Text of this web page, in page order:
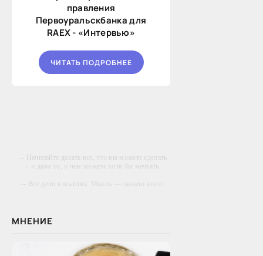
правления
Первоуральскбанка для
RAEX - «Интервью»
ЧИТАТЬ ПОДРОБНЕЕ
-- Начинайте делать все, что вы можете сделать
– и даже то, о чем можете хотя бы мечтать.
-- Все дело в мыслях. Мысль — начало всего.
придумали.
МНЕНИЕ